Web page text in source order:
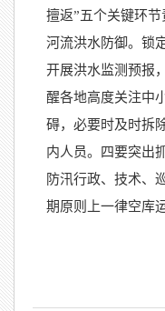
擅返”五个关键环
河流洪水防御。锁
开展洪水监测预报
醒各地高度关注中
碍，必要时及时拆
内人员。四要突出
防汛行政、技术、
期原则上一律空库